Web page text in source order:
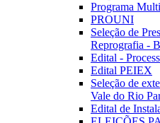
Programa
PROUNI
Seleção de
Reprografia -
Edital -
Edital PEIEX
Seleção de
Vale do Rio
Edital de